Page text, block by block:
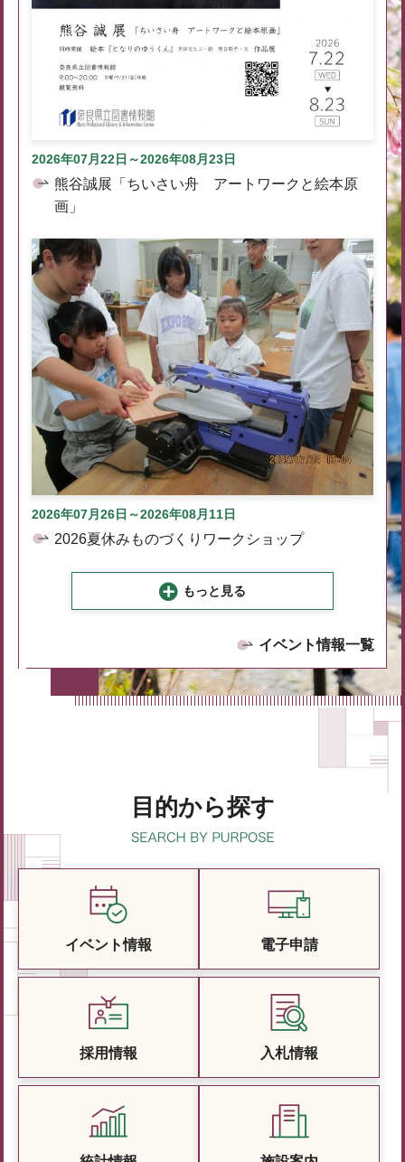
2026年07月22日～2026年08月23日
熊谷誠展「ちいさい舟 アートワークと絵本原
画」
2026年07月26日～2026年08月11日
2026夏休みものづくりワークショップ
もっと見る
イベント情報一覧
目的から探す
イベント情報 電子申請
採用情報 入札情報